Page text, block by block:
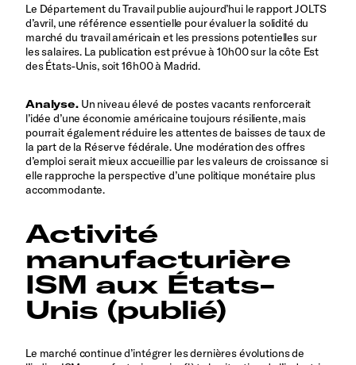
Le Département du Travail publie aujourd’hui le rapport JOLTS
d’avril, une référence essentielle pour évaluer la solidité du
marché du travail américain et les pressions potentielles sur
les salaires. La publication est prévue à 10h00 sur la côte Est
des États-Unis, soit 16h00 à Madrid.
Analyse.Un niveau élevé de postes vacants renforcerait
l’idée d’une économie américaine toujours résiliente, mais
pourrait également réduire les attentes de baisses de taux de
la part de la Réserve fédérale. Une modération des offres
d’emploi serait mieux accueillie par les valeurs de croissance si
elle rapproche la perspective d’une politique monétaire plus
accommodante.
Activité
manufacturière
ISM aux États-
Unis (publié)
Le marché continue d’intégrer les dernières évolutions de